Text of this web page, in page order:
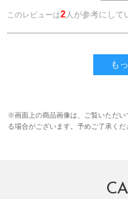
このレビューは2人が参考にして
も
※画面上の商品画像は、ご覧いただい
る場合がございます。予めご了承くだ